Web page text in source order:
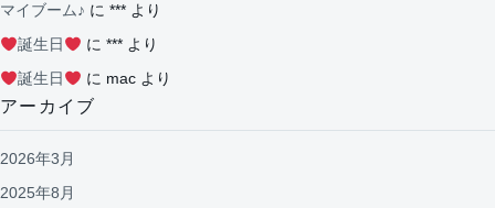
マイブーム♪ に *** より
誕生日
に ***より
誕生日
に macより
アーカイブ
2026年3月
2025年8月